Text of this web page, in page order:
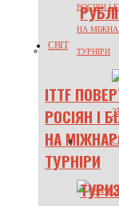
ITTF
РОСІЯН І
НА
ТУРНІРИ
СВІТ